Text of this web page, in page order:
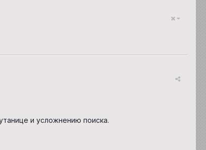
и усложнению поиска.